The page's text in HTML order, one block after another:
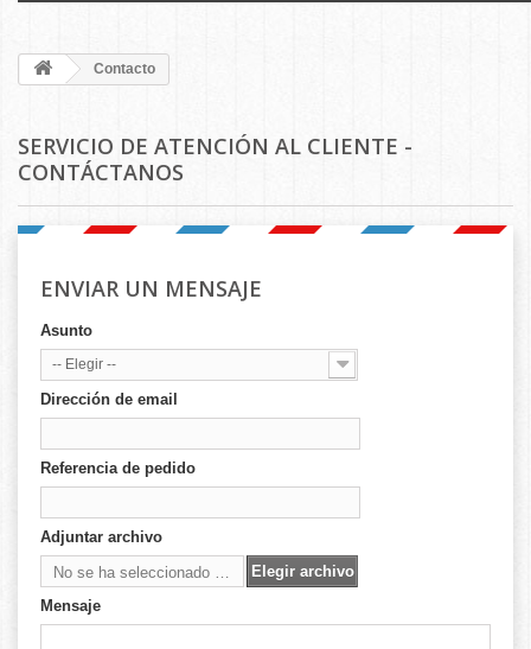
Contacto
SERVICIO DE ATENCIÓN AL CLIENTE -
CONTÁCTANOS
ENVIAR UN MENSAJE
Asunto
-- Elegir --
Dirección de email
Referencia de pedido
Adjuntar archivo
No se ha seleccionado ningún archivo
Elegir archivo
Mensaje